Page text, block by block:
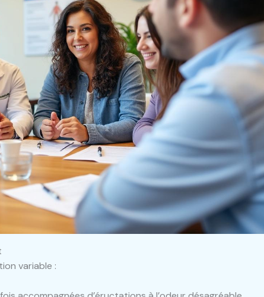
variable :